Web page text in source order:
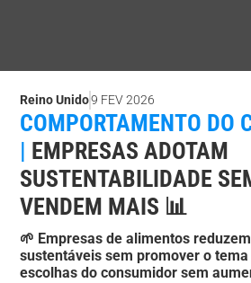
Reino Unido9 FEV 2026
COMPORTAMENTO DO
| EMPRESAS ADOTAM
SUSTENTABILIDADE
VENDEM MAIS 📊
🌱 Empresas de alimentos
sustentáveis sem promover o
escolhas do consumidor sem